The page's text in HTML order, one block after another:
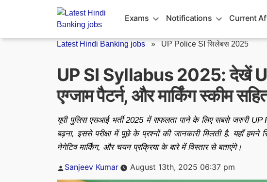
Exams Notifications Current
Latest Hindi Banking jobs » UP Police SI सिलेबस 2025
UP SI Syllabus 2025: देखें
एग्जाम पैटर्न, और मार्किंग स्कीम
यूपी पुलिस एसआई भर्ती 2025 में सफलता पाने के लिए सबसे जरुरी
बढ़ना, इससे परीक्षा में पूछे के प्रश्नों की जानकारी मिलती है. यहाँ हमने
नेगेटिव मार्किंग, और चयन प्रक्रिया के बारे में विस्तार से बताएंगे।
Posted
Sanjeev Kumar August 13th, 2025 06:37 pm